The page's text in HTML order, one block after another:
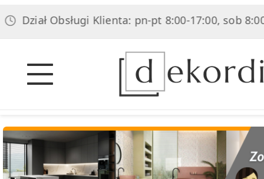
Obsługi Klienta: pn-pt 8:00-17:00, sob 8:00-14:00